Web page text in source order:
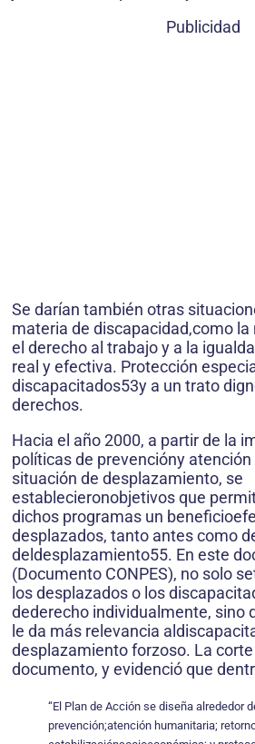
Publicidad
Se darían también otras
materia de discapacidad,como la
el derecho al trabajo y a la
real y efectiva. Protección
discapacitados53y a un trato
derechos.
Hacia el año 2000, a partir de la
políticas de prevencióny
situación de desplazamiento, se
establecieronobjetivos que
dichos programas un
desplazados, tanto antes como
deldesplazamiento55. En este
(Documento CONPES), no solo
los desplazados o los
dederecho individualmente, sino
le da más relevancia
desplazamiento forzoso. La
documento, y evidenció que
“El Plan de Acción se diseña alrededor
prevención;atención humanitaria;